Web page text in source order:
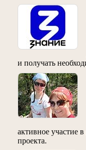
и получать
активное участие
проекта.